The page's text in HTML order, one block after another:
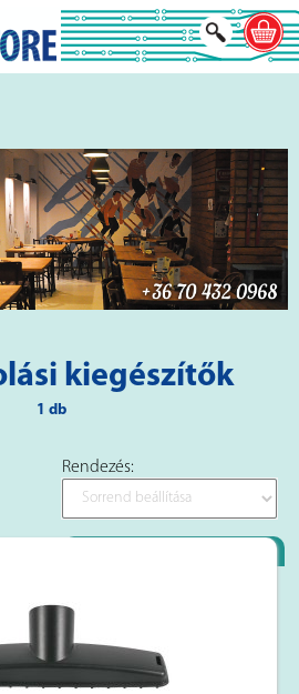
kiegészítők
1 db
Rendezés: